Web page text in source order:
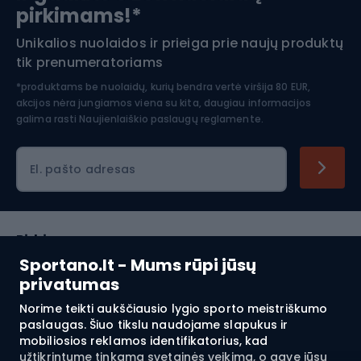
Sportano.lt - Mums rūpi jūsų
privatumas
Norime teikti aukščiausio lygio sporto meistriškumo
paslaugas. Šiuo tikslu naudojame slapukus ir
mobiliosios reklamos identifikatorius, kad
užtikrintume tinkamą svetainės veikimą, o gavę jūsų
Šiaurietiškas ėjimas
pirkimams!*
Unikalios nuolaidos ir prieiga prie naujų produktų
tik prenumeratoriams
*produktams be nuolaidų, kurių bendra vertė viršija 80 EUR,
akcijos nėra jungiamos viena su kita, daugiau informacijos
galima rasti Naujienlaiškio paslaugų reglamente.
El. pašto adresas
Pirkimas
Klientų aptarnavimas
Reglamentai